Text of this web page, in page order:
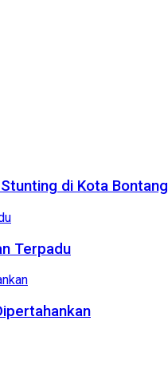
di Kota Bontang
Terpadu